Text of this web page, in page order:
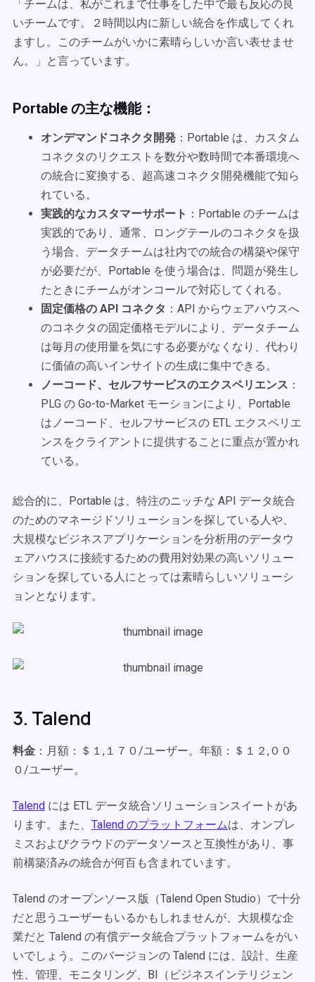
「チームは、私がこれまで仕事をした中で最も反応の良
いチームです。２時間以内に新しい統合を作成してくれ
ますし。このチームがいかに素晴らしいか言い表せませ
ん。」と言っています。
Portable の主な機能：
オンデマンドコネクタ開発 ：Portable は、カスタム
コネクタのリクエストを数分や数時間で本番環境へ
の統合に変換する、超高速コネクタ開発機能で知ら
れている。
実践的なカスタマーサポート ：Portable のチームは
実践的であり、通常、ロングテールのコネクタを扱
う場合、データチームは社内での統合の構築や保守
が必要だが、Portable を使う場合は、問題が発生し
たときにチームがオンコールで対応してくれる。
固定価格の API コネクタ ：API からウェアハウスへ
のコネクタの固定価格モデルにより、データチーム
は毎月の使用量を気にする必要がなくなり、代わり
に価値の高いインサイトの生成に集中できる。
ノーコード、セルフサービスのエクスペリエンス ：
PLG の Go-to-Market モーションにより、Portable
はノーコード、セルフサービスの ETL エクスペリエ
ンスをクライアントに提供することに重点が置かれ
ている。
総合的に、Portable は、特注のニッチな API データ統合
のためのマネージドソリューションを探している人や、
大規模なビジネスアプリケーションを分析用のデータウ
ェアハウスに接続するための費用対効果の高いソリュー
ションを探している人にとっては素晴らしいソリューシ
ョンとなります。
3. Talend
料金 ：月額：＄１,１７０/ユーザー。年額：＄１２,００
０/ユーザー。
Talend には ETL データ統合ソリューションスイートがあ
ります。また、 Talend のプラットフォームは、オンプレ
ミスおよびクラウドのデータソースと互換性があり、事
前構築済みの統合が何百も含まれています。
Talend のオープンソース版（Talend Open Studio）で十分
だと思うユーザーもいるかもしれませんが、大規模な企
業だと Talend の有償データ統合プラットフォームをがい
いでしょう。このバージョンの Talend には、設計、生産
性、管理、モニタリング、BI（ビジネスインテリジェン